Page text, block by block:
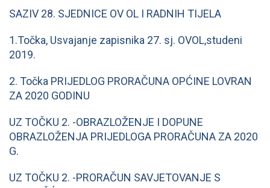
SAZIV 28. SJEDNICE OV OL I RADNIH TIJELA
1.Točka, Usvajanje zapisnika 27. sj. OVOL,studeni
2019.
2. Točka PRIJEDLOG PRORAČUNA OPĆINE LOVRAN
ZA 2020 GODINU
UZ TOČKU 2. -OBRAZLOŽENJE I DOPUNE
OBRAZLOŽENJA PRIJEDLOGA PRORAČUNA ZA 2020
G.
UZ TOČKU 2. -PRORAČUN SAVJETOVANJE S